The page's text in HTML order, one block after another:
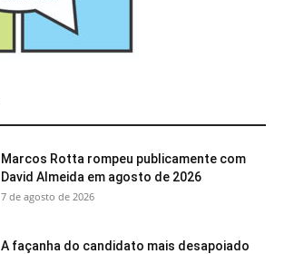
Marcos Rotta rompeu publicamente com
David Almeida em agosto de 2026
7 de agosto de 2026
A façanha do candidato mais desapoiado